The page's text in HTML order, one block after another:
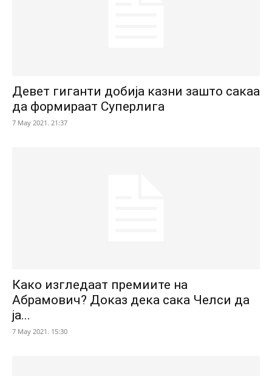
Девет гиганти добија казни зашто сакаа
да формираат Суперлига
7 May 2021. 21:37
Како изгледаат премиите на
Абрамович? Доказ дека сака Челси да
ја...
7 May 2021. 15:30